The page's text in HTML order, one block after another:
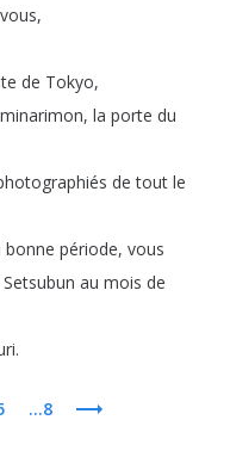
vous,
de Tokyo,
, la porte du
de tout le
bonne période, vous
Setsubun au mois de
.
...8